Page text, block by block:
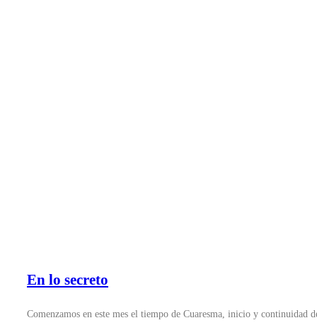
En lo secreto
Comenzamos en este mes el tiempo de Cuaresma, inicio y continuidad